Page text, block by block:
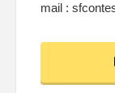
mail :